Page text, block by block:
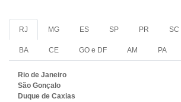
RJ MG ES SP PR SC
BA CE GO e DF AM PA
Rio de Janeiro
São Gonçalo
Duque de Caxias